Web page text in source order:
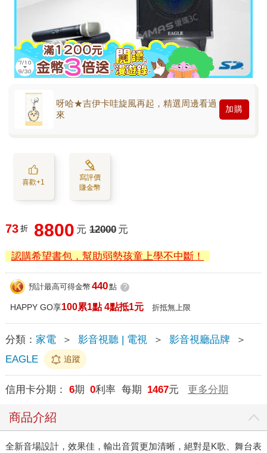
呀哈★吉伊卡哇旋風再起，精選周邊看過
來
加購
喜歡+1
寫評價
賺金幣
73 折 8800 元 12000 元
認購希望書包，幫助弱勢孩童上學不中斷！
預計最高可得金幣 440點 ?
HAPPY GO享100累1點 4點抵1元 折抵無上限
分類： 家電 ＞ 影音視聽 | 電視 ＞ 影音視廳品牌
＞
EAGLE
追蹤
信用卡分期： 6期 0利率 每期 1467元 更多分期
商品介紹
全新音場設計，效果佳，輸出音質更加清晰，絕對是K歌、舞台表